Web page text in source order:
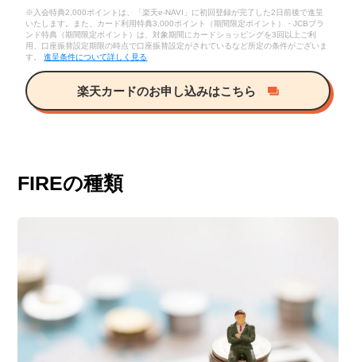
※入会特典2,000ポイントは、「楽天e-NAVI」に初回登録が完了した2日前後で進呈
いたします。また、カード利用特典3,000ポイント（期間限定ポイント）・JCBブラ
ンド特典（期間限定ポイント）は、対象期間にカードショッピングを3回以上ご利
用、口座振替設定期限の時点で口座振替設定がされているなど所定の条件がございま
す。進呈条件について詳しく見る
楽天カードのお申し込みはこちら
FIREの種類